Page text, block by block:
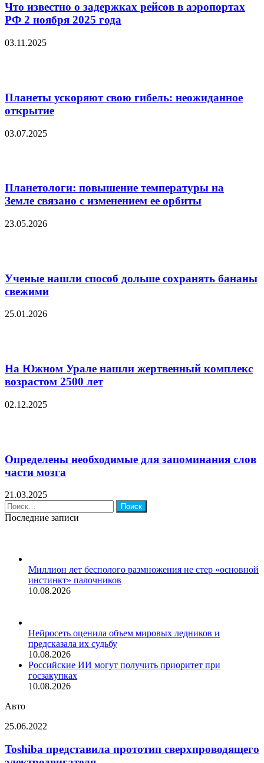
Что известно о задержках рейсов в аэропортах
РФ 2 ноября 2025 года
03.11.2025
Планеты ускоряют свою гибель: неожиданное
открытие
03.07.2025
Планетологи: повышение температуры на
Земле связано с изменением ее орбиты
23.05.2026
Ученые нашли способ дольше сохранять бананы
свежими
25.01.2026
На Южном Урале нашли жертвенный комплекс
возрастом 2500 лет
02.12.2025
Определены необходимые для запоминания слов
части мозга
21.03.2025
Найти:
Последние записи
Миллион лет бесполого размножения не стер «основной
инстинкт» палочников
10.08.2026
Нейросеть оценила объем мировых ледников и
предсказала их судьбу
10.08.2026
Российские ИИ могут получить приоритет при
госзакупках
10.08.2026
Авто
Toshiba
прототип
сверхпроводящего
25.06.2022
Toshiba представила прототип сверхпроводящего